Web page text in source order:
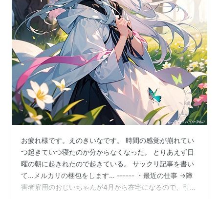
お疲れ様です。えのきいなです。 時間の感覚が崩れてい
つ起きていつ寝たのか分からなくなった。 とりあえず日
曜の朝に起きれたので起きている。 サックリ記事を書い
て…メルカリの梱包をします… ------ ・最近の仕事 →障
害者雇用のおじいちゃんが4月から在宅になるので、引継